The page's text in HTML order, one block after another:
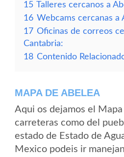
15 Talleres cercanos a
16 Webcams cercanas a
17 Oficinas de correos
Cantabria:
18 Contenido
MAPA DE ABELEA
Aqui os dejamos el
carreteras como del
estado de Estado de
Mexico podeis ir